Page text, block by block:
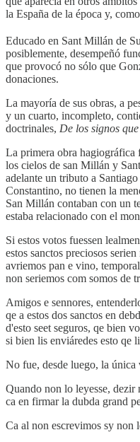
la España de la época y,
Educado en Sant Millán de
posiblemente, desempeñó
que provocó no sólo que
donaciones.
La mayoría de sus obras, a
y un cuarto, incompleto,
doctrinales, De los signos
La primera obra hagiográfica
los cielos de san Millán y
adelante un tributo a
Constantino, no tienen la
San Millán contaban con un
estaba relacionado con el
Si estos votos fuessen
estos sanctos preciosos
avriemos pan e vino,
non seriemos com somos de
Amigos e sennores,
qe a estos dos sanctos en
d'esto seet seguros, qe bien
si bien lis enviáredes esto qe
No fue, desde luego, la única
Quando non lo leyesse, dezir
ca en firmar la dubda grand
Ca al non escrevimos sy non